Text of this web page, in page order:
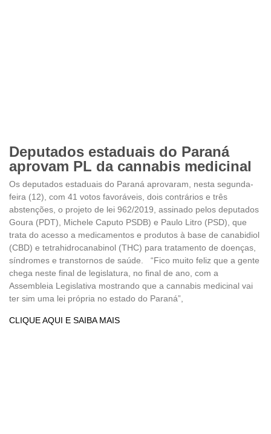
Deputados estaduais do Paraná
aprovam PL da cannabis medicinal
Os deputados estaduais do Paraná aprovaram, nesta segunda-
feira (12), com 41 votos favoráveis, dois contrários e três
abstenções, o projeto de lei 962/2019, assinado pelos deputados
Goura (PDT), Michele Caputo PSDB) e Paulo Litro (PSD), que
trata do acesso a medicamentos e produtos à base de canabidiol
(CBD) e tetrahidrocanabinol (THC) para tratamento de doenças,
síndromes e transtornos de saúde. “Fico muito feliz que a gente
chega neste final de legislatura, no final de ano, com a
Assembleia Legislativa mostrando que a cannabis medicinal vai
ter sim uma lei própria no estado do Paraná”,
CLIQUE AQUI E SAIBA MAIS